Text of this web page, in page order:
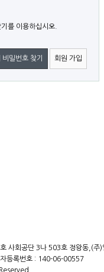
를 이용하십시오.
비밀번호 찾기 회원 가입
사회공단 3나 503호 정왕동,(
등록번호 : 140-06-00557